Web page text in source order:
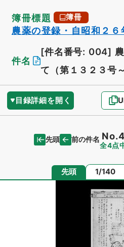
簿冊標題 簿冊
農薬の登録・自昭和２６
件名
[件名番号: 004]
て（第１３２３号
目録詳細を開く
先頭 前の件名 No.4
全4点
先頭 ページ